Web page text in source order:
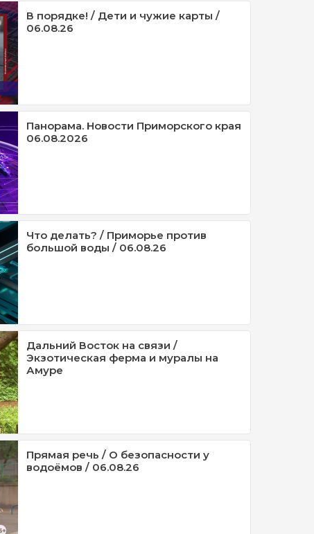
В порядке! / Дети и чужие карты /
06.08.26
Панорама. Новости Приморского края
06.08.2026
Что делать? / Приморье против
большой воды / 06.08.26
Дальний Восток на связи /
Экзотическая ферма и муралы на
Амуре
Прямая речь / О безопасности у
водоёмов / 06.08.26